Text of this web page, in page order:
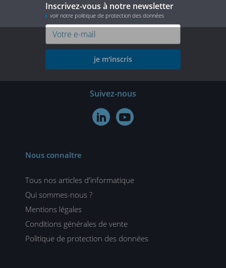
Inscrivez-vous à notre newsletter
voir notre politique de protection des données
je m'inscris
Suivez-nous
 
Nous connaître
Tous nos articles d'informatique
Qui sommes-nous ?
Mentions légales
Conditions générales de vente
Politique de protection des données